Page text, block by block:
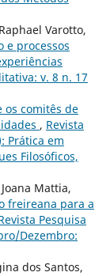
Varotto,
e processos
v. 8 n. 17
os comitês de
, Revista
Prática em
Filosóficos,
Mattia,
freireana para a
Pesquisa
Dezembro:
dos Santos,